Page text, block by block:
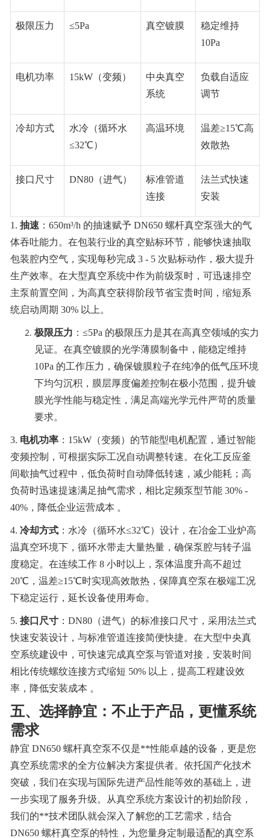
极限压力 ≤5Pa 真空镀膜
稳定维持
10Pa
电机功率 15kW （变频）
中央真空
系统
负载自适应
调节
冷却方式
水冷（循环水
≤32℃）
高温环境
温差≥15℃高
效散热
接口尺寸 DN80 （进气）
标准管道
连接
法兰式快速
安装
1. 抽速 ：650m³/h 的抽速赋予 DN650 螺杆真空泵强大的气
体吞吐能力。在包装行业的真空贴标环节，能够快速抽取
包装腔内空气，实现每秒完成 3 - 5 次贴标动作，极大提升
生产效率。在大型真空系统中作为前级泵时，可迅速排空
主泵前置空间，为高真空获得阶段节省宝贵时间，缩短系
统启动周期 30% 以上。
极限压力 ：≤5Pa 的极限压力是其在高真空领域的实力
见证。在真空镀膜的光学薄膜制备中，能稳定维持
10Pa 的工作压力，确保镀膜粒子在纯净的低气压环境
下均匀沉积，膜层厚度偏差控制在极小范围，提升镀
膜光学性能与稳定性，满足高端光学元件严苛的质量
要求。
3. 电机功率 ：15kW（变频）的节能型电机配置，通过智能
变频控制，可根据实际工况自动调整转速。在化工反应釜
间歇抽气过程中，低负荷时自动降低转速，减少能耗；高
负荷时迅速提速满足抽气需求，相比定频泵型节能 30% -
40%，降低企业运营成本 。
4. 冷却方式 ：水冷（循环水≤32℃）设计，在冶金工业炉高
温真空环境下，循环水带走大量热量，确保泵腔与转子温
度稳定。在连续工作 8 小时以上，泵体温度升高不超过
20℃，温差≥15℃时实现高效散热，保障真空泵在极端工况
下稳定运行，延长设备使用寿命。
5. 接口尺寸 ：DN80（进气）的标准接口尺寸，采用法兰式
快速安装设计，与标准管道连接简便快捷。在大型中央真
空系统建设中，可快速完成真空泵与管道对接，安装时间
相比传统螺纹连接方式缩短 50% 以上，提高工程建设效
率，降低安装成本 。
五、选择静宜：不止于产品，更懂系统
需求
静宜 DN650 螺杆真空泵不仅是**性能卓越的设备，更是您
真空系统需求的全方位解决方案提供者。依托国产化技术
突破，我们在实现与国际先进产品性能等效的基础上，进
一步实现了服务升级。从真空系统方案设计的初始阶段，
我们的**技术团队就会深入了解您的工艺需求，结合
DN650 螺杆真空泵的特性，为您量身定制最适配的真空系